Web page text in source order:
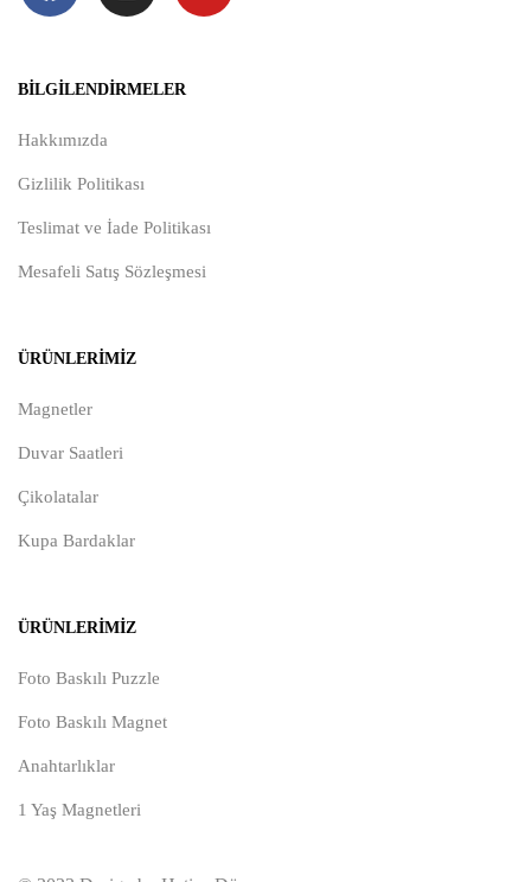
BILGILENDIRMELER
Hakkımızda
Gizlilik Politikası
Teslimat ve İade Politikası
Mesafeli Satış Sözleşmesi
ÜRÜNLERIMIZ
Magnetler
Duvar Saatleri
Çikolatalar
Kupa Bardaklar
ÜRÜNLERIMIZ
Foto Baskılı Puzzle
Foto Baskılı Magnet
Anahtarlıklar
1 Yaş Magnetleri